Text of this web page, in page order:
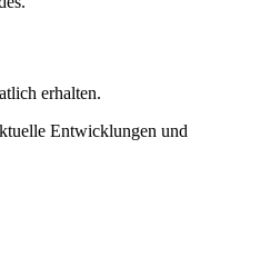
erhalten.
Entwicklungen und